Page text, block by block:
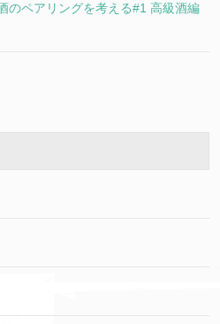
のペアリングを考える#1 高級酒編